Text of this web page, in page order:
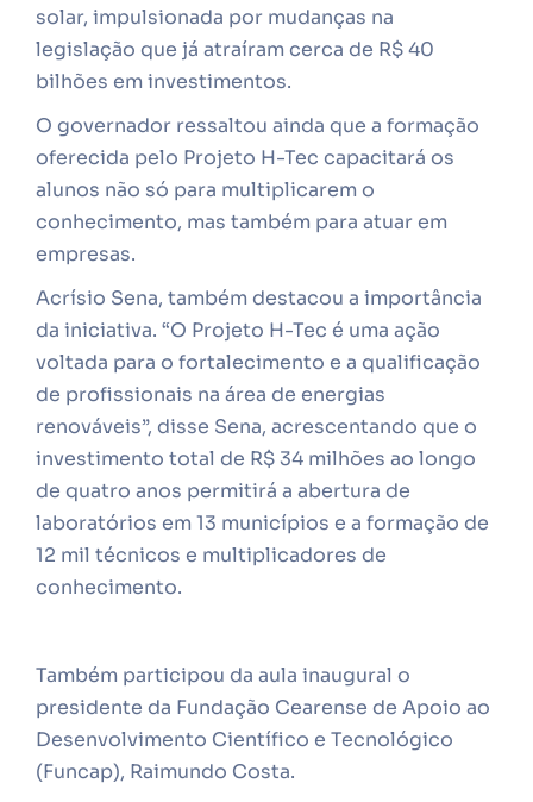
solar, impulsionada por mudanças na
legislação que já atraíram cerca de R$ 40
bilhões em investimentos.
O governador ressaltou ainda que a formação
oferecida pelo Projeto H-Tec capacitará os
alunos não só para multiplicarem o
conhecimento, mas também para atuar em
empresas.
Acrísio Sena, também destacou a importância
da iniciativa. “O Projeto H-Tec é uma ação
voltada para o fortalecimento e a qualificação
de profissionais na área de energias
renováveis”, disse Sena, acrescentando que o
investimento total de R$ 34 milhões ao longo
de quatro anos permitirá a abertura de
laboratórios em 13 municípios e a formação de
12 mil técnicos e multiplicadores de
conhecimento.
Também participou da aula inaugural o
presidente da Fundação Cearense de Apoio ao
Desenvolvimento Científico e Tecnológico
(Funcap), Raimundo Costa.